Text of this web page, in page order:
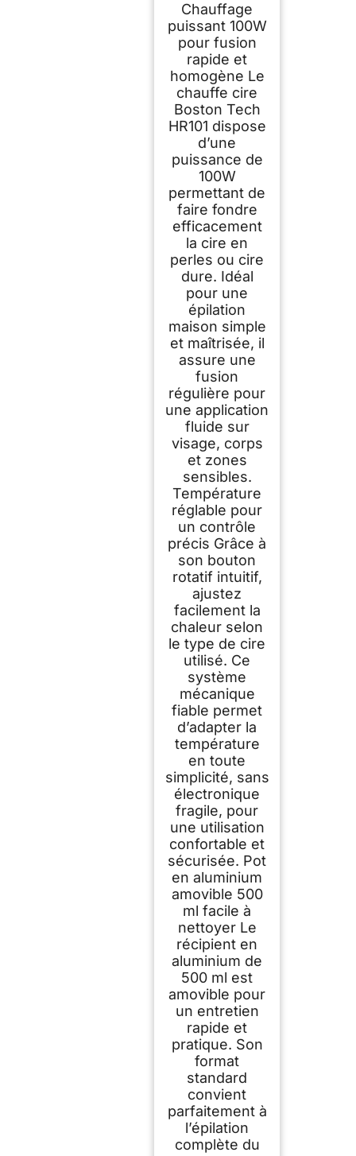
HR101 Appareil à
Cire Chaude avec
Pot Aluminium
Amovible et
Température
Réglable – Machine
Épilation Visage,
Corps, Maillot
Chauffage
puissant 100W
pour fusion
rapide et
homogène Le
chauffe cire
Boston Tech
HR101 dispose
d’une
puissance de
100W
permettant de
faire fondre
efficacement
la cire en
perles ou cire
dure. Idéal
pour une
épilation
maison simple
et maîtrisée, il
assure une
fusion
régulière pour
une application
fluide sur
visage, corps
et zones
sensibles.
Température
réglable pour
un contrôle
précis Grâce à
son bouton
rotatif intuitif,
ajustez
facilement la
chaleur selon
le type de cire
utilisé. Ce
système
mécanique
fiable permet
d’adapter la
température
en toute
simplicité, sans
électronique
fragile, pour
une utilisation
confortable et
sécurisée. Pot
en aluminium
amovible 500
ml facile à
nettoyer Le
récipient en
aluminium de
500 ml est
amovible pour
un entretien
rapide et
pratique. Son
format
standard
convient
parfaitement à
l’épilation
complète du